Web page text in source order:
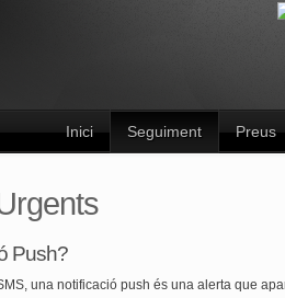
Inici Seguiment Preus
Push?
una notificació push és una alerta que